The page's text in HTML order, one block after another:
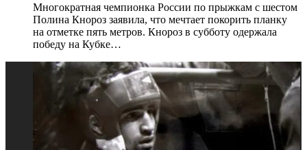
Многократная чемпионка России по прыжкам с шестом
Полина Кнороз заявила, что мечтает покорить планку
на отметке пять метров. Кнороз в субботу одержала
победу на Кубке…